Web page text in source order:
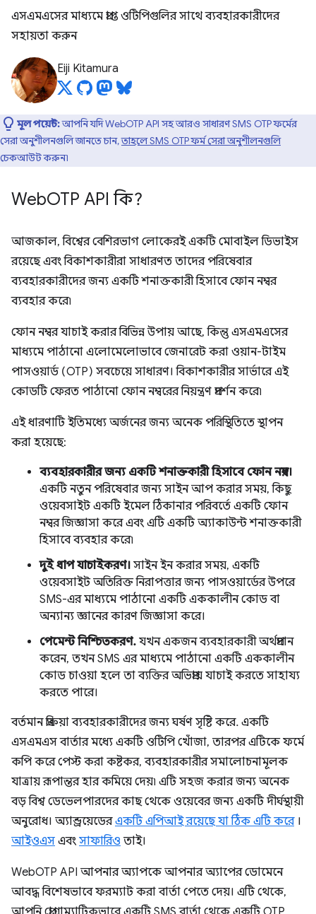
এসএমএসের মাধ্যমে প্রাপ্ত ওটিপিগুলির সাথে ব্যবহারকারীদের
সহায়তা করুন
Eiji Kitamura
মূল পয়েন্ট:আপনি যদি WebOTP API সহ আরও সাধারণ SMS OTP ফর্মের
সেরা অনুশীলনগুলি জানতে চান,তাহলে SMS OTP ফর্ম সেরা অনুশীলনগুলি
চেকআউট করুন৷
WebOTP API কি?
আজকাল, বিশ্বের বেশিরভাগ লোকেরই একটি মোবাইল ডিভাইস
রয়েছে এবং বিকাশকারীরা সাধারণত তাদের পরিষেবার
ব্যবহারকারীদের জন্য একটি শনাক্তকারী হিসাবে ফোন নম্বর
ব্যবহার করে৷
ফোন নম্বর যাচাই করার বিভিন্ন উপায় আছে, কিন্তু এসএমএসের
মাধ্যমে পাঠানো এলোমেলোভাবে জেনারেট করা ওয়ান-টাইম
পাসওয়ার্ড (OTP) সবচেয়ে সাধারণ। বিকাশকারীর সার্ভারে এই
কোডটি ফেরত পাঠানো ফোন নম্বরের নিয়ন্ত্রণ প্রদর্শন করে৷
এই ধারণাটি ইতিমধ্যে অর্জনের জন্য অনেক পরিস্থিতিতে স্থাপন
করা হয়েছে:
ব্যবহারকারীর জন্য একটি শনাক্তকারী হিসাবে ফোন নম্বর।
একটি নতুন পরিষেবার জন্য সাইন আপ করার সময়, কিছু
ওয়েবসাইট একটি ইমেল ঠিকানার পরিবর্তে একটি ফোন
নম্বর জিজ্ঞাসা করে এবং এটি একটি অ্যাকাউন্ট শনাক্তকারী
হিসাবে ব্যবহার করে৷
দুই ধাপ যাচাইকরণ। সাইন ইন করার সময়, একটি
ওয়েবসাইট অতিরিক্ত নিরাপত্তার জন্য পাসওয়ার্ডের উপরে
SMS-এর মাধ্যমে পাঠানো একটি এককালীন কোড বা
অন্যান্য জ্ঞানের কারণ জিজ্ঞাসা করে।
পেমেন্ট নিশ্চিতকরণ. যখন একজন ব্যবহারকারী অর্থপ্রদান
করেন, তখন SMS এর মাধ্যমে পাঠানো একটি এককালীন
কোড চাওয়া হলে তা ব্যক্তির অভিপ্রায় যাচাই করতে সাহায্য
করতে পারে।
বর্তমান প্রক্রিয়া ব্যবহারকারীদের জন্য ঘর্ষণ সৃষ্টি করে. একটি
এসএমএস বার্তার মধ্যে একটি ওটিপি খোঁজা, তারপর এটিকে ফর্মে
কপি করে পেস্ট করা কষ্টকর, ব্যবহারকারীর সমালোচনামূলক
যাত্রায় রূপান্তর হার কমিয়ে দেয়৷ এটি সহজ করার জন্য অনেক
বড় বিশ্ব ডেভেলপারদের কাছ থেকে ওয়েবের জন্য একটি দীর্ঘস্থায়ী
অনুরোধ। অ্যান্ড্রয়েডেরএকটি এপিআই রয়েছে যা ঠিক এটি করে।
আইওএস এবং সাফারিও তাই।
WebOTP API আপনার অ্যাপকে আপনার অ্যাপের ডোমেনে
আবদ্ধ বিশেষভাবে ফরম্যাট করা বার্তা পেতে দেয়। এটি থেকে,